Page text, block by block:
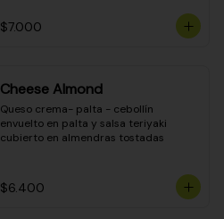
$7.000
Cheese Almond
Queso crema- palta - cebollín
envuelto en palta y salsa teriyaki
cubierto en almendras tostadas
$6.400